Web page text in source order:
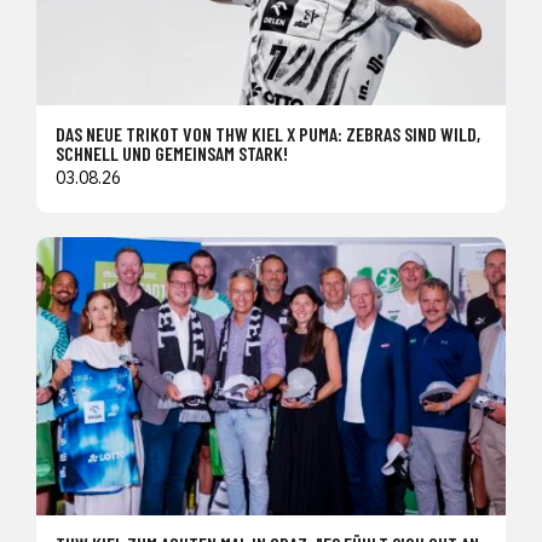
DAS NEUE TRIKOT VON THW KIEL X PUMA: ZEBRAS SIND WILD,
SCHNELL UND GEMEINSAM STARK!
03.08.26